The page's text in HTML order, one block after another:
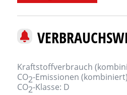
Kraftstoffverbrauch
CO2-Emissionen
CO2-Klasse: D